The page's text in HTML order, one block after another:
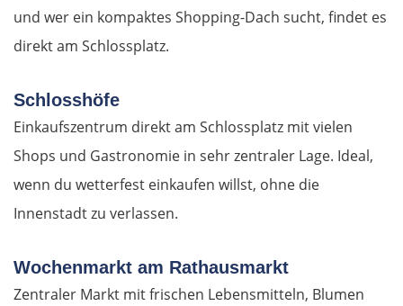
und wer ein kompaktes Shopping-Dach sucht, findet es
direkt am Schlossplatz.
Schlosshöfe
Einkaufszentrum direkt am Schlossplatz mit vielen
Shops und Gastronomie in sehr zentraler Lage. Ideal,
wenn du wetterfest einkaufen willst, ohne die
Innenstadt zu verlassen.
Wochenmarkt am Rathausmarkt
Zentraler Markt mit frischen Lebensmitteln, Blumen
Pfaffenhofen an der Ilm
Rosenheim
Österreich
Salzburg
Vöcklabruck